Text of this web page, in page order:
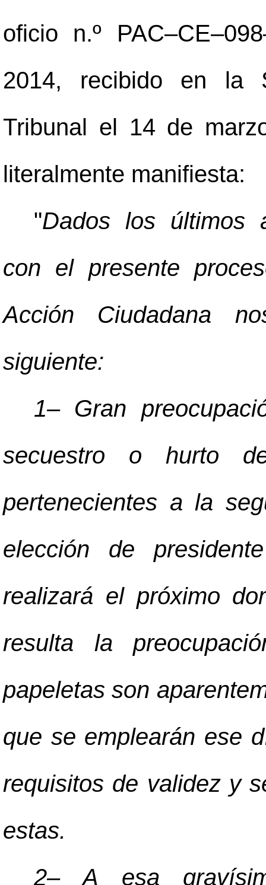
oficio n.º PAC–CE–098
2014, recibido en la
Tribunal el 14 de
literalmente manifiesta:
"Dados los últimos
con el presente
Acción Ciudadana
siguiente:
1–Gran
secuestro o hurto
pertenecientes a la
elección de
realizará el próximo
resulta la
papeletas son
que se emplearán ese
requisitos de validez y
estas.
2–A esa